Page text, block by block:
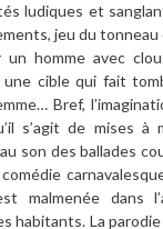
ludiques et
jeu du tonneau
homme avec
une cible qui fait
Bref,
s’agit de mises à
son des ballades
malmenée dans
habitants. La